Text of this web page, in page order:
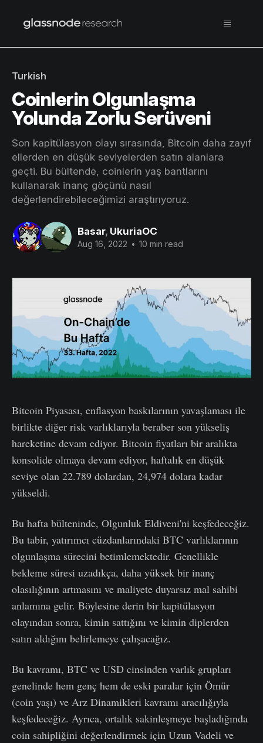
Turkish
Coinlerin Olgunlaşma
Yolunda Zorlu Serüveni
Son kapitülasyon olayı sırasında, Bitcoin daha zayıf
ellerden en düşük seviyelerden satın alanlara
geçti. Bu bültende, coinlerin yaş bantlarını
kullanarak inanç göçünü nasıl
değerlendirebileceğimizi araştırıyoruz.
Basar, UkuriaOC
Aug 16, 2022 • 10 min read
Bitcoin Piyasası, enflasyon baskılarının yavaşlaması ile
birlikte diğer risk varlıklarıyla beraber son yükseliş
hareketine devam ediyor. Bitcoin fiyatları bir aralıkta
konsolide olmaya devam ediyor, haftalık en düşük
seviye olan 22.789 dolardan, 24,974 dolara kadar
yükseldi.
Bu hafta bülteninde, Olgunluk Eldiveni'ni keşfedeceğiz.
Bu tabir, yatırımcı cüzdanlarındaki BTC varlıklarının
olgunlaşma sürecini betimlemektedir. Genellikle
bekleme süresi uzadıkça, daha yüksek bir inanç
olasılığının artmasını ve maliyete duyarsız mal sahibi
anlamına gelir. Böylesine derin bir kapitülasyon
olayından sonra, kimin sattığını ve kimin diplerden
satın aldığını belirlemeye çalışacağız.
Bu kavramı, BTC ve USD cinsinden varlık grupları
genelinde hem genç hem de eski paralar için Ömür
(coin yaşı) ve Arz Dinamikleri kavramı aracılığıyla
keşfedeceğiz. Ayrıca, ortalık sakinleşmeye başladığında
coin sahipliğini değerlendirmek için Uzun Vadeli ve